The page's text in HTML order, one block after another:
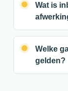
Wat is
Welke
gelden?